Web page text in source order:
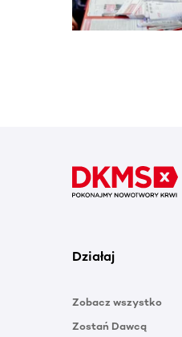
Działaj
Zobacz wszystko
Zostań Dawcą